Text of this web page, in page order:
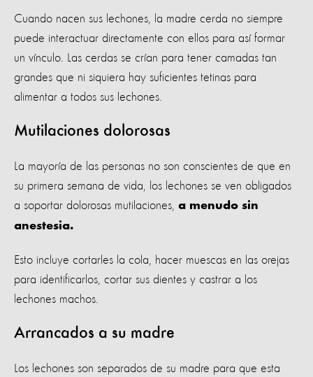
Cuando nacen sus lechones, la madre cerda no siempre
puede interactuar directamente con ellos para así formar
un vínculo. Las cerdas se crían para tener camadas tan
grandes que ni siquiera hay suficientes tetinas para
alimentar a todos sus lechones.
Mutilaciones dolorosas
La mayoría de las personas no son conscientes de que en
su primera semana de vida, los lechones se ven obligados
a soportar dolorosas mutilaciones, a menudo sin
anestesia.
Esto incluye cortarles la cola, hacer muescas en las orejas
para identificarlos, cortar sus dientes y castrar a los
lechones machos.
Arrancados a su madre
Los lechones son separados de su madre para que esta